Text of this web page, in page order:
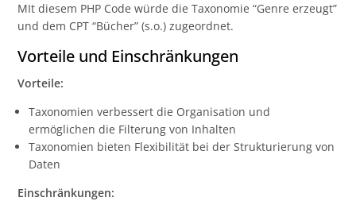
MIt diesem PHP Code würde die Taxonomie “Genre erzeugt”
und dem CPT “Bücher” (s.o.) zugeordnet.
Vorteile und Einschränkungen
Vorteile:
Taxonomien verbessert die Organisation und
ermöglichen die Filterung von Inhalten
Taxonomien bieten Flexibilität bei der Strukturierung von
Daten
Einschränkungen: